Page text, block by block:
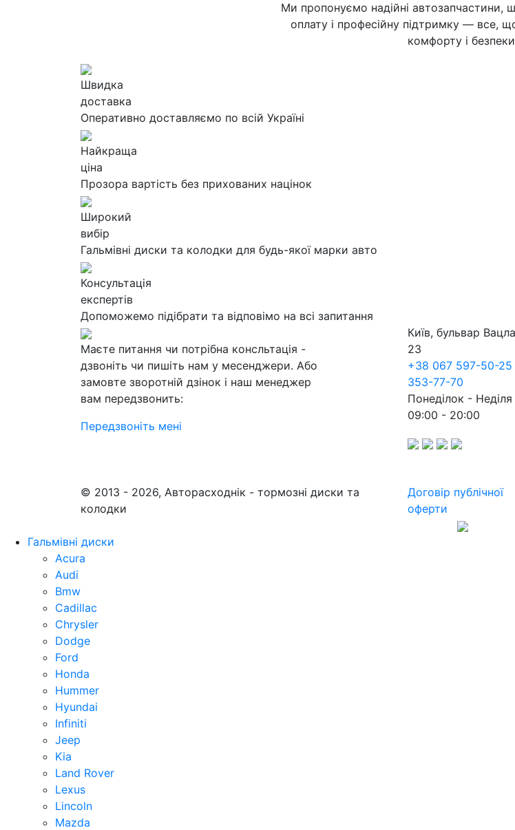
Ми пропонуємо надійні автозапчастини,
оплату і професійну підтримку — все,
комфорту і
Швидка
доставка
Оперативно доставляємо по всій Україні
Найкраща
ціна
Прозора вартість без прихованих націнок
Широкий
вибір
Гальмівні диски та колодки для будь-якої марки авто
Консультація
експертів
Допоможемо підібрати та відповімо на всі запитання
Маєте питання чи потрібна консльтація -
дзвоніть чи пишіть нам у месенджери. Або
замовте зворотній дзінок і наш менеджер
вам передзвонить:
Передзвоніть мені
Київ, бульвар
23
+38 067 597-50-25
353-77-70
Понеділок - Неділя
09:00 - 20:00
© 2013 - 2026, Авторасходнік - тормозні диски та
колодки
Договір публічної
оферти
Гальмівні диски
Acura
Audi
Bmw
Cadillac
Chrysler
Dodge
Ford
Honda
Hummer
Hyundai
Infiniti
Jeep
Kia
Land Rover
Lexus
Lincoln
Mazda